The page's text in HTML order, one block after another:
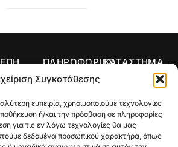
Συγκατάθεσης
εμπειρία, χρησιμοποιούμε τεχνολογίες
ή/και την πρόσβαση σε πληροφορίες
για τις εν λόγω τεχνολογίες θα μας
δεδομένα προσωπικού χαρακτήρα, όπως
ΠΛΗΡΟΦΟΡΙΕΣ
Όροι Χρήσης
Πληρωμής
Τρόποι
Αποστολής
ΚΑΤΑΣΤΗΜΑ
Σκουλαρίκια
Σταυροί